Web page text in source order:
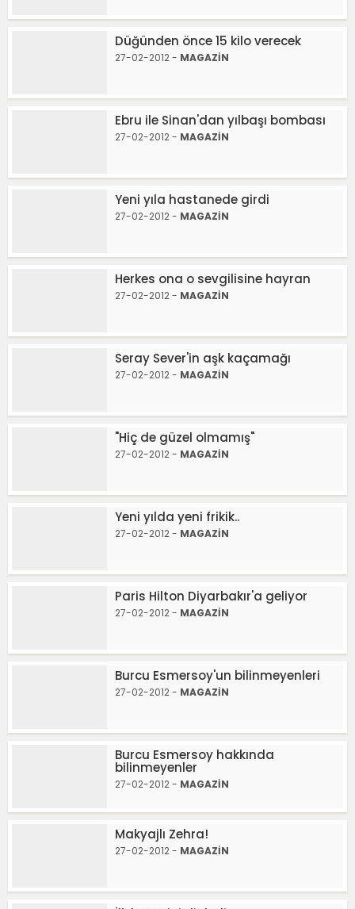
Düğünden önce 15 kilo verecek
27-02-2012 - MAGAZİN
Ebru ile Sinan'dan yılbaşı bombası
27-02-2012 - MAGAZİN
Yeni yıla hastanede girdi
27-02-2012 - MAGAZİN
Herkes ona o sevgilisine hayran
27-02-2012 - MAGAZİN
Seray Sever'in aşk kaçamağı
27-02-2012 - MAGAZİN
"Hiç de güzel olmamış"
27-02-2012 - MAGAZİN
Yeni yılda yeni frikik..
27-02-2012 - MAGAZİN
Paris Hilton Diyarbakır'a geliyor
27-02-2012 - MAGAZİN
Burcu Esmersoy'un bilinmeyenleri
27-02-2012 - MAGAZİN
Burcu Esmersoy hakkında
bilinmeyenler
27-02-2012 - MAGAZİN
Makyajlı Zehra!
27-02-2012 - MAGAZİN